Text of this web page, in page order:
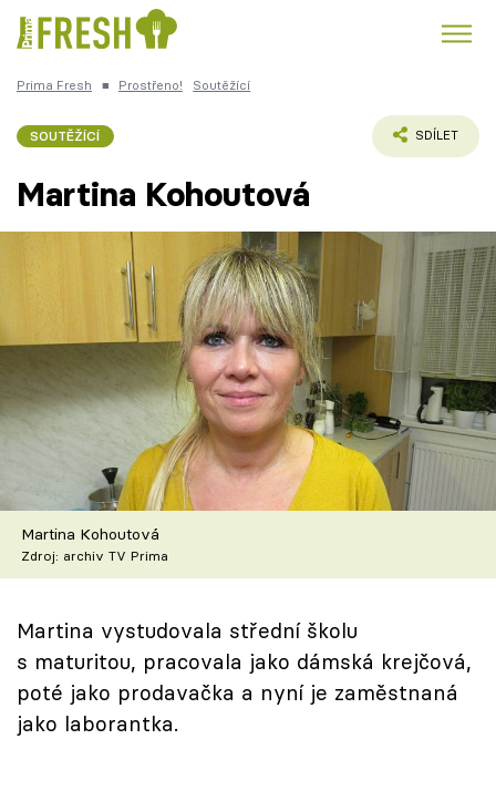
Česká kuchyně
Témata
Recepty
Články
TV Program
Škola vaření
Recepty z TV
Speciál: Cuketa
Těhotnej kuchař
Sledujte prima+
Prima Fresh ■ Prostřeno! Soutěžící
SOUTĚŽÍCÍ SDÍLET
Martina Kohoutová
Martina Kohoutová
Zdroj: archiv TV Prima
Martina vystudovala střední školu
s maturitou, pracovala jako dámská krejčová,
poté jako prodavačka a nyní je zaměstnaná
jako laborantka.